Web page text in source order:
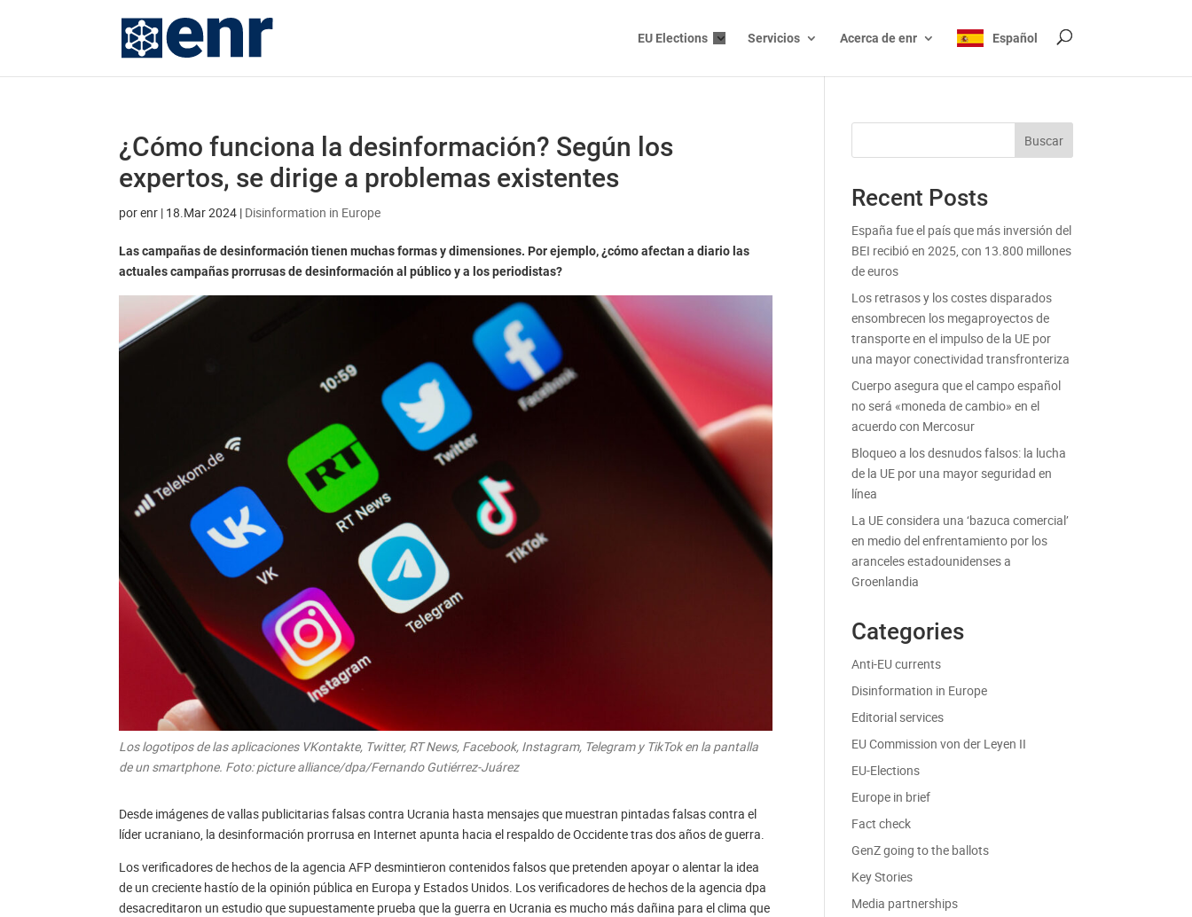
EU Elections Servicios Acerca de enr Español
¿Cómo funciona la desinformación? Según los
expertos, se dirige a problemas existentes
porenr | 18.Mar 2024 | Disinformation in Europe
Las campañas de desinformación tienen muchas formas y dimensiones. Por ejemplo, ¿cómo afectan a diario las
actuales campañas prorrusas de desinformación al público y a los periodistas?
Los logotipos de las aplicaciones VKontakte, Twitter, RT News, Facebook, Instagram, Telegram y TikTok en la pantalla
de un smartphone. Foto: picture alliance/dpa/Fernando Gutiérrez-Juárez
Desde imágenes de vallas publicitarias falsas contra Ucrania hasta mensajes que muestran pintadas falsas contra el
líder ucraniano, la desinformación prorrusa en Internet apunta hacia el respaldo de Occidente tras dos años de guerra.
Los verificadores de hechos de la agencia AFP desmintieron contenidos falsos que pretenden apoyar o alentar la idea
de un creciente hastío de la opinión pública en Europa y Estados Unidos. Los verificadores de hechos de la agencia dpa
desacreditaron un estudio que supuestamente prueba que la guerra en Ucrania es mucho más dañina para el clima que
Buscar
Recent Posts
España fue el país que más inversión del
BEI recibió en 2025, con 13.800 millones
de euros
Los retrasos y los costes disparados
ensombrecen los megaproyectos de
transporte en el impulso de la UE por
una mayor conectividad transfronteriza
Cuerpo asegura que el campo español
no será «moneda de cambio» en el
acuerdo con Mercosur
Bloqueo a los desnudos falsos: la lucha
de la UE por una mayor seguridad en
línea
La UE considera una ‘bazuca comercial’
en medio del enfrentamiento por los
aranceles estadounidenses a
Groenlandia
Categories
Anti-EU currents
Disinformation in Europe
Editorial services
EU Commission von der Leyen II
EU-Elections
Europe in brief
Fact check
GenZ going to the ballots
Key Stories
Media partnerships